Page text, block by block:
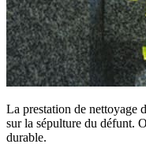
La prestation de nettoyage
sur la sépulture du défunt.
durable.